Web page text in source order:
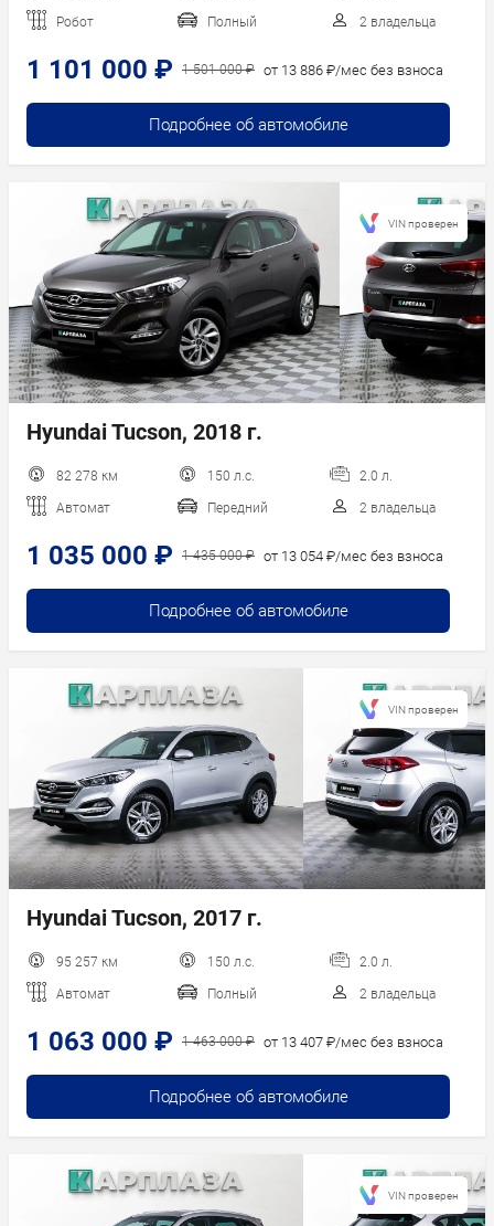
Робот Полный 2 владельца
1 101 000 ₽ 1 501 000 ₽ от 13 886 ₽/мес без взноса
Подробнее об автомобиле
Hyundai Tucson, 2018 г.
82 278 км 150 л.с. 2.0 л.
Автомат Передний 2 владельца
1 035 000 ₽ 1 435 000 ₽ от 13 054 ₽/мес без взноса
Подробнее об автомобиле
VIN проверен
Hyundai Tucson, 2017 г.
95 257 км 150 л.с. 2.0 л.
Автомат Полный 2 владельца
1 063 000 ₽ 1 463 000 ₽ от 13 407 ₽/мес без взноса
Подробнее об автомобиле
VIN проверен
VIN проверен